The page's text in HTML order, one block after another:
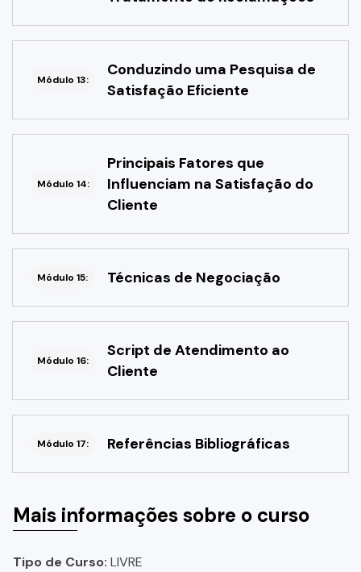
Módulo 13:
Conduzindo uma Pesquisa de
Satisfação Eficiente
Módulo 14:
Principais Fatores que
Influenciam na Satisfação do
Cliente
Módulo 15: Técnicas de Negociação
Módulo 16:
Script de Atendimento ao
Cliente
Módulo 17: Referências Bibliográficas
Mais informações sobre o curso
Tipo de Curso: LIVRE